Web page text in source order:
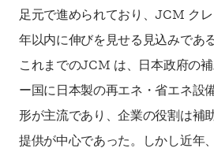
足元で進められており、JCM ク
年以内に伸びを見せる見込みである
これまでのJCM は、日本政府の
ー国に日本製の再エネ・省エネ設
形が主流であり、企業の役割は補
提供が中心であった。しかし近年